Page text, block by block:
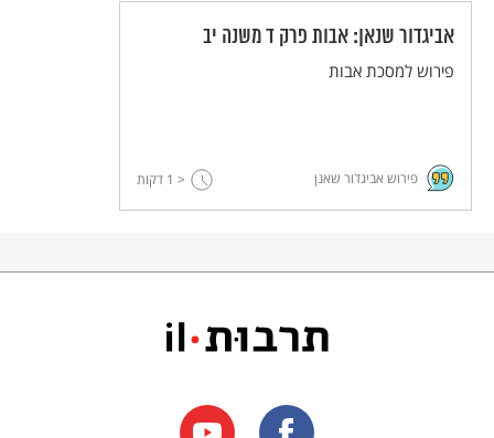
אביגדור שנאן: אבות פרק ד משנה יב
פירוש למסכת אבות
פירוש אביגדור שאנן < 1 דקות